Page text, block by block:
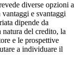
diverse opzioni a
vantaggi e svantaggi
dipende da
natura del credito, la
e le prospettive
a individuare il